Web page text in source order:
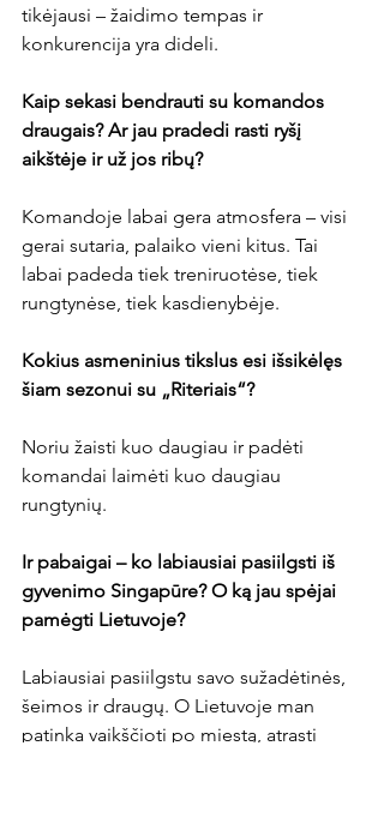
tikėjausi – žaidimo tempas ir
konkurencija yra dideli.
Kaip sekasi bendrauti su komandos
draugais? Ar jau pradedi rasti ryšį
aikštėje ir už jos ribų?
Komandoje labai gera atmosfera – visi
gerai sutaria, palaiko vieni kitus. Tai
labai padeda tiek treniruotėse, tiek
rungtynėse, tiek kasdienybėje.
Kokius asmeninius tikslus esi išsikėlęs
šiam sezonui su „Riteriais“?
Noriu žaisti kuo daugiau ir padėti
komandai laimėti kuo daugiau
rungtynių.
Ir pabaigai – ko labiausiai pasiilgsti iš
gyvenimo Singapūre? O ką jau spėjai
pamėgti Lietuvoje?
Labiausiai pasiilgstu savo sužadėtinės,
šeimos ir draugų. O Lietuvoje man
patinka vaikščioti po miestą, atrasti